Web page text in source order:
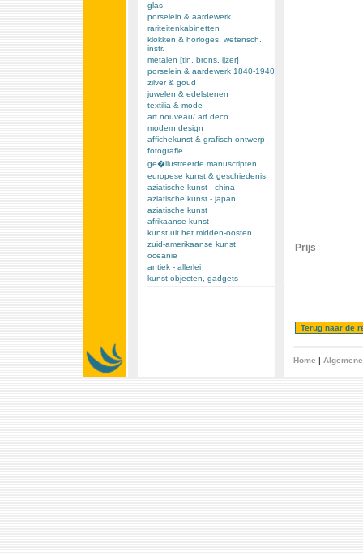
glas
porselein & aardewerk
rariteitenkabinetten
klokken & horloges, wetensch.
instr.
metalen [tin, brons, ijzer]
porselein & aardewerk 1840-1940
zilver & goud
juwelen & edelstenen
textilia & mode
art nouveau/ art deco
modern design
affichekunst & grafisch ontwerp
fotografie
ge�llustreerde manuscripten
europese kunst & geschiedenis
aziatische kunst - china
aziatische kunst - japan
aziatische kunst
afrikaanse kunst
kunst uit het midden-oosten
zuid-amerikaanse kunst
oceanie
antiek - allerlei
kunst objecten, gadgets
Prijs
Home |